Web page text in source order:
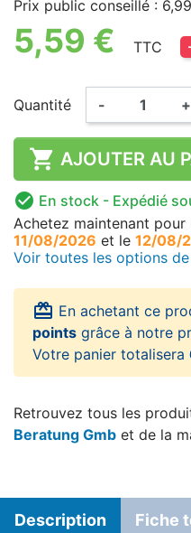
Prix public conseillé :
5,59 € TTC
Quantité - +
 AJOUTER AU
 En stock - Expédié
Achetez maintenant pour
11/08/2026 et le 12/08/
Voir toutes les options
card_giftcard En achetant ce
points grâce à notre
Votre panier totalisera
Retrouvez tous les
Beratung Gmb et de la
Description Fiche